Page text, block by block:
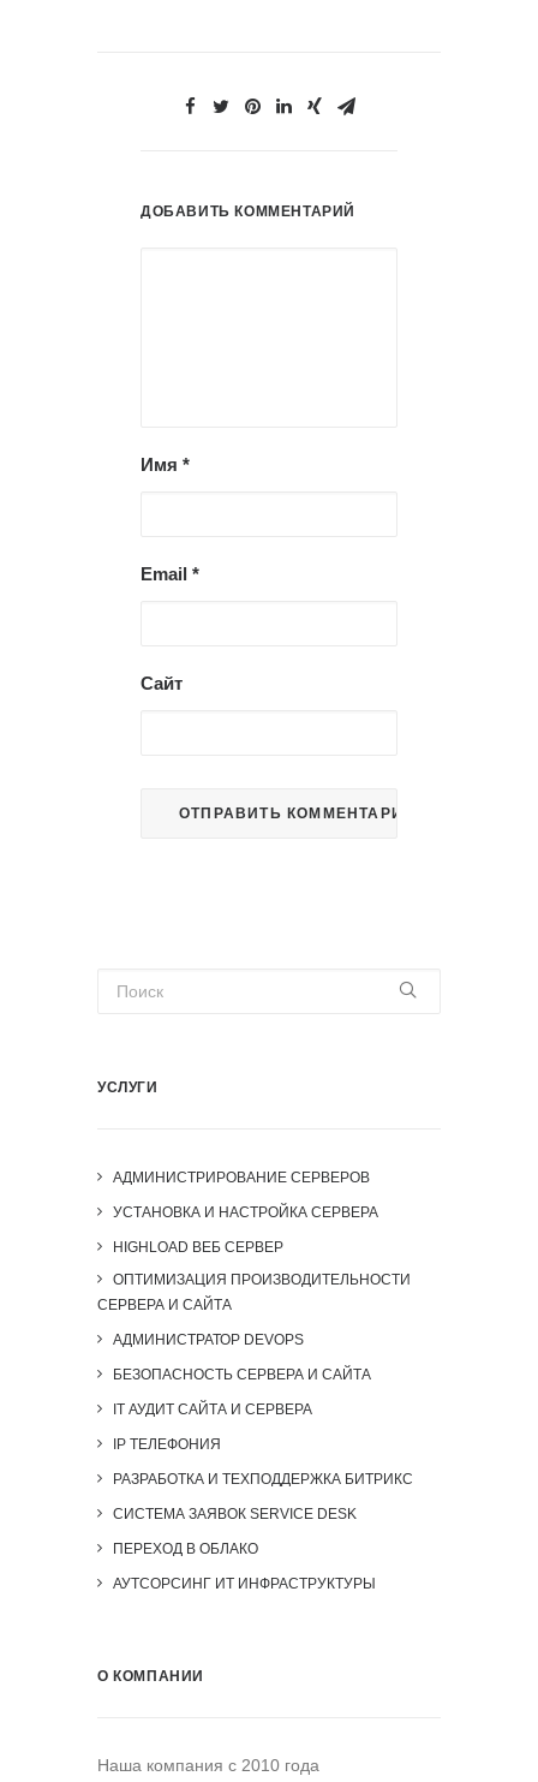
ДОБАВИТЬ КОММЕНТАРИЙ
Имя *
Email *
Сайт
УСЛУГИ
АДМИНИСТРИРОВАНИЕ СЕРВЕРОВ
УСТАНОВКА И НАСТРОЙКА СЕРВЕРА
HIGHLOAD ВЕБ СЕРВЕР
ОПТИМИЗАЦИЯ ПРОИЗВОДИТЕЛЬНОСТИ
СЕРВЕРА И САЙТА
АДМИНИСТРАТОР DEVOPS
БЕЗОПАСНОСТЬ СЕРВЕРА И САЙТА
IT АУДИТ САЙТА И СЕРВЕРА
IP ТЕЛЕФОНИЯ
РАЗРАБОТКА И ТЕХПОДДЕРЖКА БИТРИКС
СИСТЕМА ЗАЯВОК SERVICE DESK
ПЕРЕХОД В ОБЛАКО
АУТСОРСИНГ ИТ ИНФРАСТРУКТУРЫ
О КОМПАНИИ
Наша компания c 2010 года